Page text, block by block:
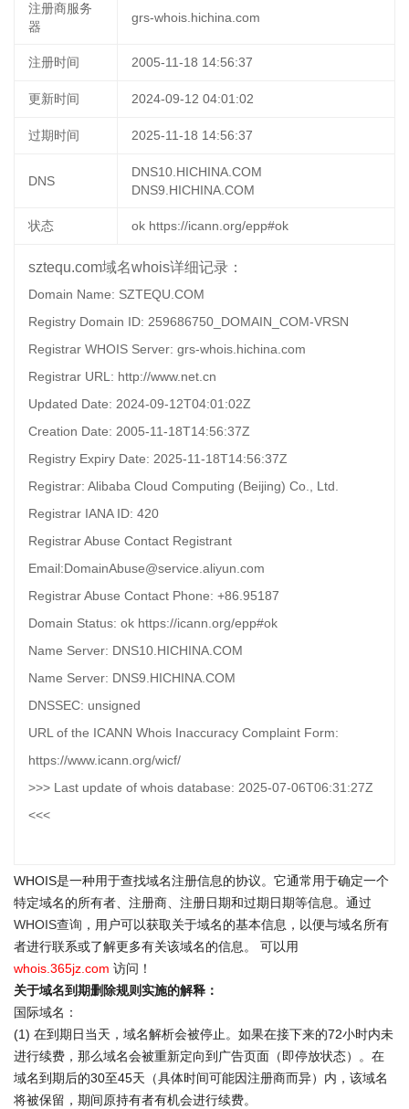
注册商服务
器
grs-whois.hichina.com
注册时间 2005-11-18 14:56:37
更新时间 2024-09-12 04:01:02
过期时间 2025-11-18 14:56:37
DNS
DNS10.HICHINA.COM
DNS9.HICHINA.COM
状态 ok https://icann.org/epp#ok
sztequ.com域名whois详细记录：
Domain Name: SZTEQU.COM
Registry Domain ID: 259686750_DOMAIN_COM-VRSN
Registrar WHOIS Server: grs-whois.hichina.com
Registrar URL: http://www.net.cn
Updated Date: 2024-09-12T04:01:02Z
Creation Date: 2005-11-18T14:56:37Z
Registry Expiry Date: 2025-11-18T14:56:37Z
Registrar: Alibaba Cloud Computing (Beijing) Co., Ltd.
Registrar IANA ID: 420
Registrar Abuse Contact Registrant
Email:DomainAbuse@service.aliyun.com
Registrar Abuse Contact Phone: +86.95187
Domain Status: ok https://icann.org/epp#ok
Name Server: DNS10.HICHINA.COM
Name Server: DNS9.HICHINA.COM
DNSSEC: unsigned
URL of the ICANN Whois Inaccuracy Complaint Form:
https://www.icann.org/wicf/
>>> Last update of whois database: 2025-07-06T06:31:27Z
<<<
WHOIS是一种用于查找域名注册信息的协议。它通常用于确定一个
特定域名的所有者、注册商、注册日期和过期日期等信息。通过
WHOIS查询 ，用户可以获取关于域名的基本信息，以便与域名所有
者进行联系或了解更多有关该域名的信息。 可以用
whois.365jz.com 访问！
关于域名到期删除规则实施的解释：
国际域名：
(1) 在到期日当天，域名解析会被停止。如果在接下来的72小时内未
进行续费，那么域名会被重新定向到广告页面（即停放状态）。在
域名到期后的30至45天（具体时间可能因注册商而异）内，该域名
将被保留，期间原持有者有机会进行续费。